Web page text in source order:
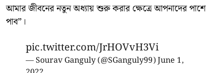
আমার জীবনের নতুন অধ্যায় শুরু করার ক্ষেত্রে আপনাদের পাশে
পাব”।
pic.twitter.com/JrHOVvH3Vi
— Sourav Ganguly (@SGanguly99)June 1,